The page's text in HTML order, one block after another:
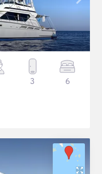
3 6